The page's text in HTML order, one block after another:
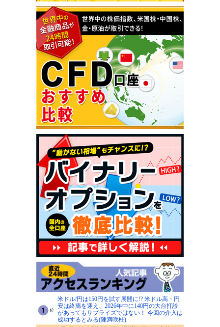
米ドル/円は150円を試す展開に!? 米ドル高・円
安は終焉を迎え、2026年中に140円の大台打診
があってもサプライズではない！ 今回の介入は
成功するとみる(陳満咲杜)